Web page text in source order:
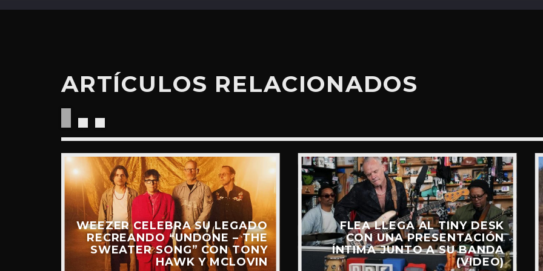
ARTÍCULOS RELACIONADOS
WEEZER CELEBRA SU LEGADO
RECREANDO “UNDONE – THE
SWEATER SONG” CON TONY
HAWK Y MCLOVIN
FLEA LLEGA AL TINY DESK
CON UNA PRESENTACIÓN
ÍNTIMA JUNTO A SU BANDA
(VIDEO)